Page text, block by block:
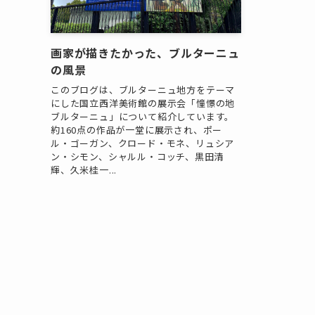
画家が描きたかった、ブルターニュ
の風景
このブログは、ブルターニュ地方をテーマ
にした国立西洋美術館の展示会「憧憬の地
ブルターニュ」について紹介しています。
約160点の作品が一堂に展示され、ポー
ル・ゴーガン、クロード・モネ、リュシア
ン・シモン、シャルル・コッチ、黒田清
輝、久米桂一...